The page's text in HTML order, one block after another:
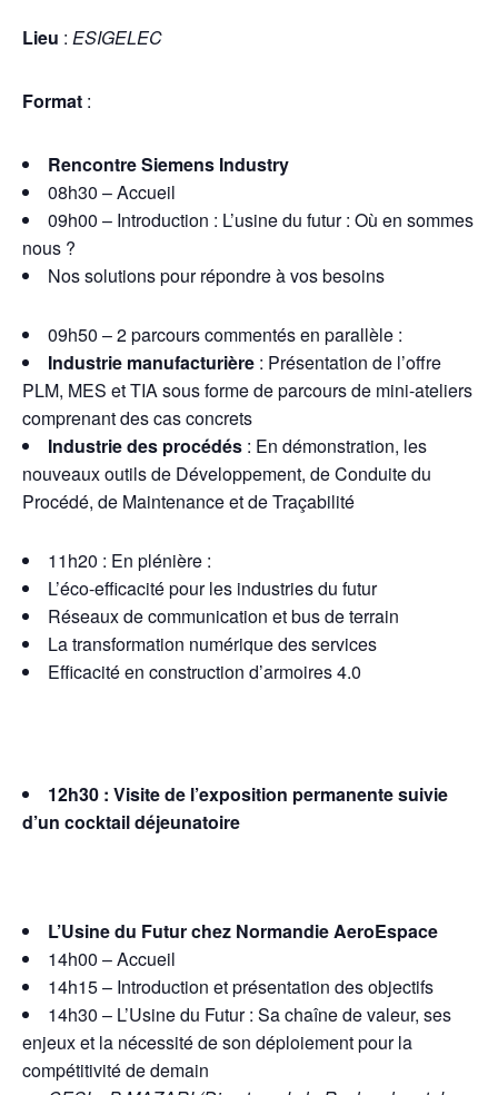
Lieu : ESIGELEC
Format :
Rencontre Siemens Industry
08h30 – Accueil
09h00 – Introduction : L’usine du futur : Où en sommes
nous ?
Nos solutions pour répondre à vos besoins
09h50 – 2 parcours commentés en parallèle :
Industrie manufacturière : Présentation de l’offre
PLM, MES et TIA sous forme de parcours de mini-ateliers
comprenant des cas concrets
Industrie des procédés : En démonstration, les
nouveaux outils de Développement, de Conduite du
Procédé, de Maintenance et de Traçabilité
11h20 : En plénière :
L’éco-efficacité pour les industries du futur
Réseaux de communication et bus de terrain
La transformation numérique des services
Efficacité en construction d’armoires 4.0
12h30 : Visite de l’exposition permanente suivie
d’un cocktail déjeunatoire
L’Usine du Futur chez Normandie AeroEspace
14h00 – Accueil
14h15 – Introduction et présentation des objectifs
14h30 – L’Usine du Futur : Sa chaîne de valeur, ses
enjeux et la nécessité de son déploiement pour la
compétitivité de demain